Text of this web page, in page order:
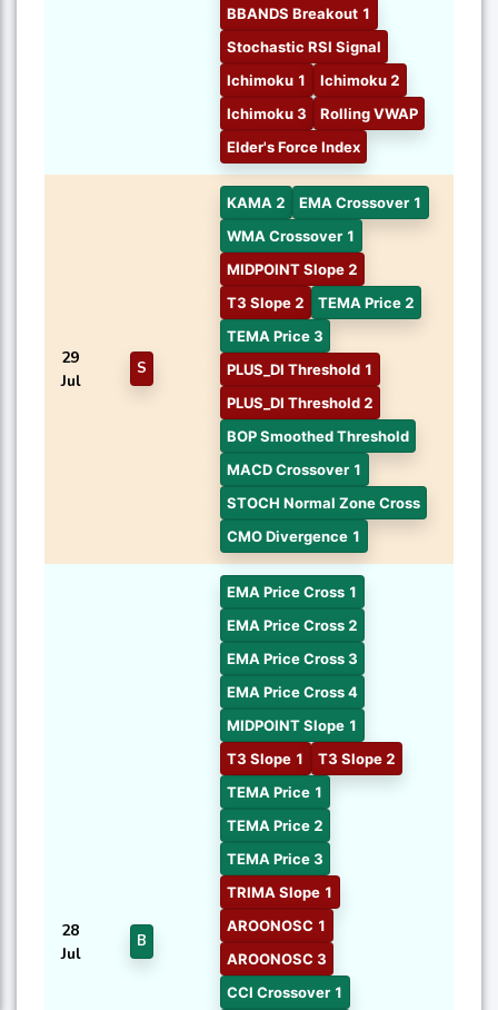
BBANDS Breakout 1
Stochastic RSI Signal
Ichimoku 1
Ichimoku 2
Ichimoku 3
Rolling VWAP
Elder's Force Index
29
Jul
S
KAMA 2
EMA Crossover 1
WMA Crossover 1
MIDPOINT Slope 2
T3 Slope 2
TEMA Price 2
TEMA Price 3
PLUS_DI Threshold 1
PLUS_DI Threshold 2
BOP Smoothed Threshold
MACD Crossover 1
STOCH Normal Zone Cross
CMO Divergence 1
28
Jul
B
EMA Price Cross 1
EMA Price Cross 2
EMA Price Cross 3
EMA Price Cross 4
MIDPOINT Slope 1
T3 Slope 1
T3 Slope 2
TEMA Price 1
TEMA Price 2
TEMA Price 3
TRIMA Slope 1
AROONOSC 1
AROONOSC 3
CCI Crossover 1